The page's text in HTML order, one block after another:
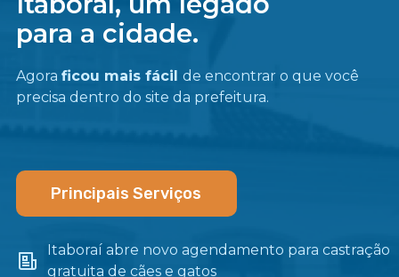
para a cidade.
Agora ficou mais fácil de encontrar o que você
precisa dentro do site da prefeitura.
Principais Serviços
Itaboraí abre novo agendamento para castração
gratuita de cães e gatos